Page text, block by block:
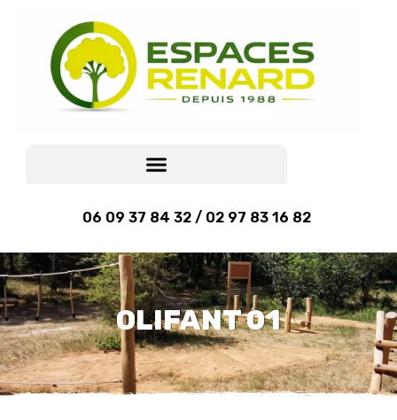
06 09 37 84 32 / 02 97 83 16 82
OLIFANT 01